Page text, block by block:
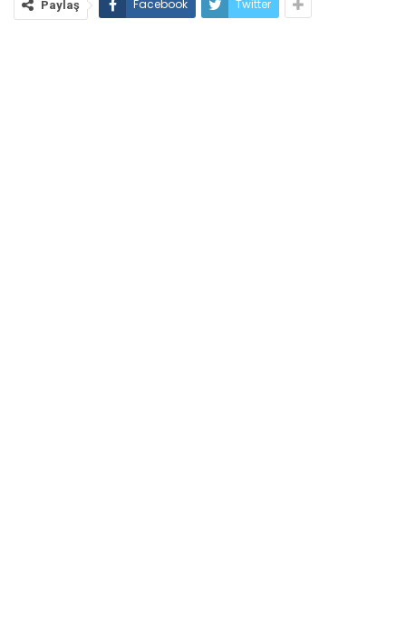
Paylaş Facebook Twitter